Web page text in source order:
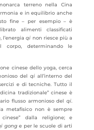
terreno nella Cina
e in equilibrio anche
fine – per esempio – è
alimenti classificati
l’energiaqi non riesce più a
corpo, determinando le
cinese dello yoga, cerca
del qiall’interno del
e di tecniche. Tutto il
tradizionale” cinese è
flusso armonioso delqi.
metafisico non è sempre
dalla religione; e
gonge per le scuole di arti